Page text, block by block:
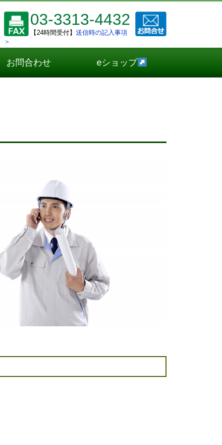
03-3313-4432
【24時間受付】 送信時の記入事項
＞
お問合わせ eショップ